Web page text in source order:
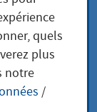
quels
plus
notre
/